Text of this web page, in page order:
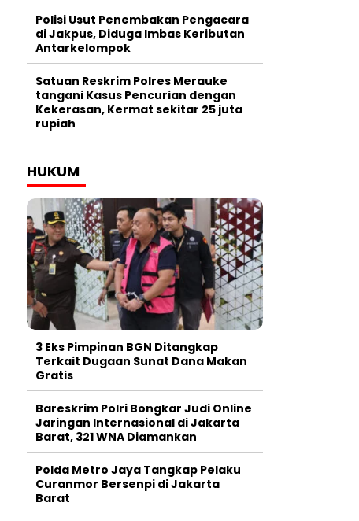
Polisi Usut Penembakan Pengacara
di Jakpus, Diduga Imbas Keributan
Antarkelompok
Satuan Reskrim Polres Merauke
tangani Kasus Pencurian dengan
Kekerasan, Kermat sekitar 25 juta
rupiah
HUKUM
3 Eks Pimpinan BGN Ditangkap
Terkait Dugaan Sunat Dana Makan
Gratis
Bareskrim Polri Bongkar Judi Online
Jaringan Internasional di Jakarta
Barat, 321 WNA Diamankan
Polda Metro Jaya Tangkap Pelaku
Curanmor Bersenpi di Jakarta
Barat